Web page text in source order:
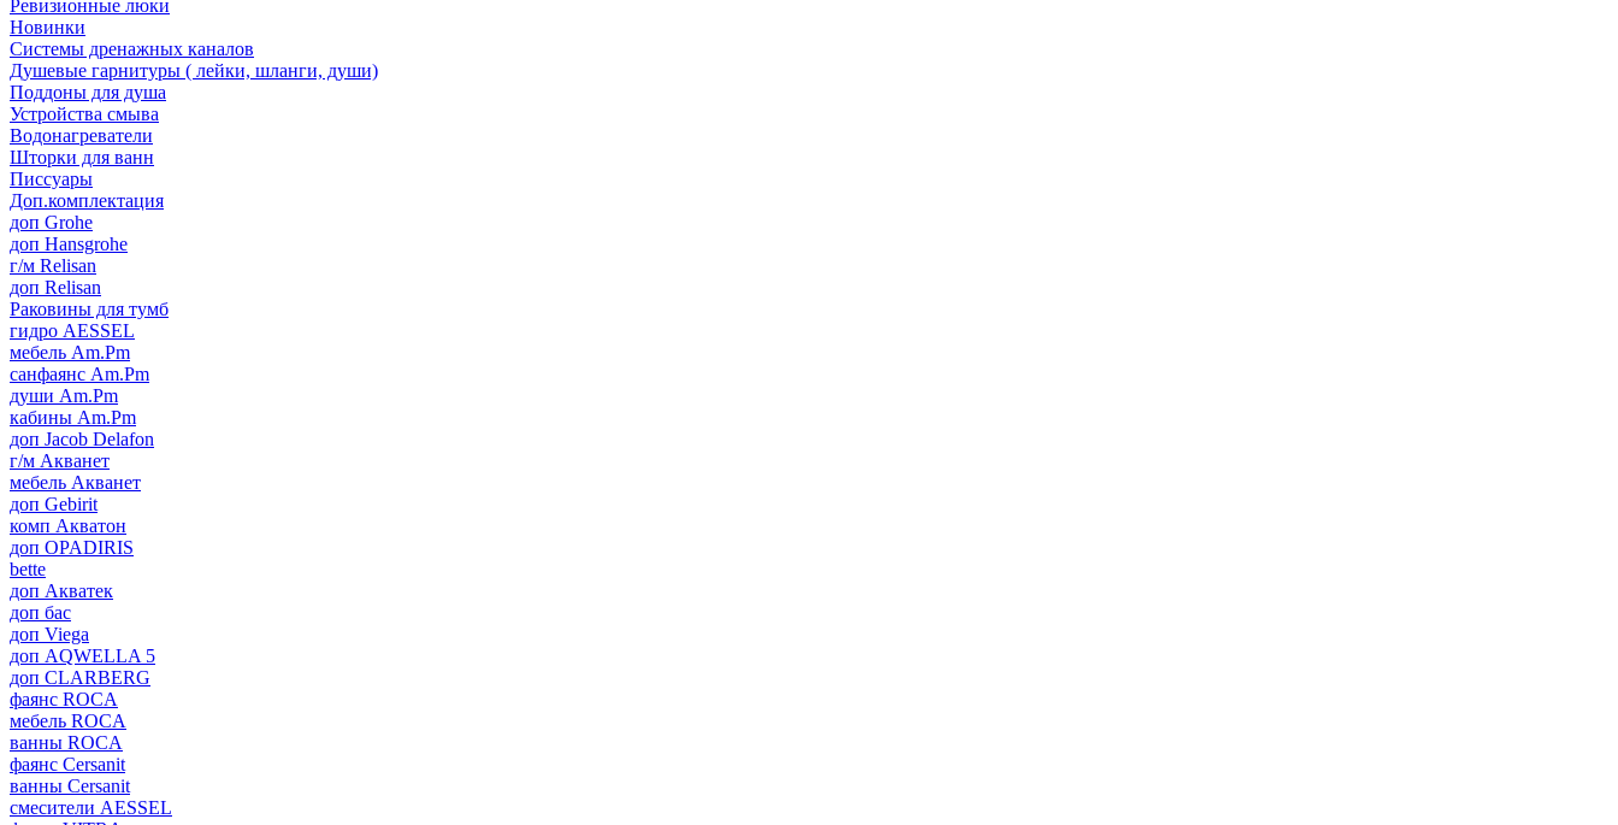
Ревизионные люки
Новинки
Системы дренажных каналов
Душевые гарнитуры ( лейки, шланги, души)
Поддоны для душа
Устройства смыва
Водонагреватели
Шторки для ванн
Писсуары
Доп.комплектация
доп Grohe
доп Hansgrohe
г/м Relisan
доп Relisan
Раковины для тумб
гидро AESSEL
мебель Am.Pm
санфаянс Am.Pm
души Am.Pm
кабины Am.Pm
доп Jacob Delafon
г/м Акванет
мебель Акванет
доп Gebirit
комп Акватон
доп OPADIRIS
bette
доп Акватек
доп бас
доп Viega
доп AQWELLA 5
доп CLARBERG
фаянс ROCA
мебель ROCA
ванны ROCA
фаянс Cersanit
ванны Cersanit
смесители AESSEL